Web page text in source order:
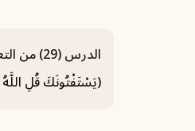
(يَسْتَفْتُونَكَ قُلِ